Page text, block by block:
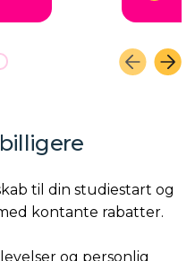
til din studiestart og
kontante rabatter.
og personlig